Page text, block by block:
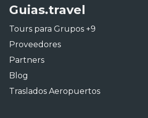
Guias.travel
Tours para Grupos +9
Proveedores
Partners
Blog
Traslados Aeropuertos